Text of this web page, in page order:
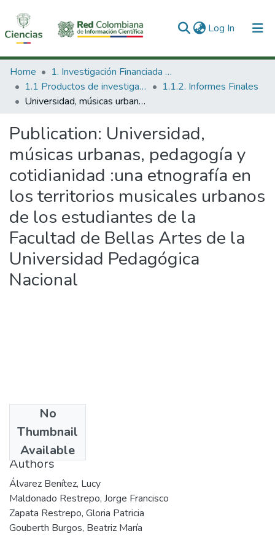
Log In (current)
Communities & Collections
All of DSpace
Home
1. Investigación Financiada con Recursos Públicos
1.1 Productos de investigación
1.1.2. Informes Finales
Universidad, músicas urbanas, pedagogía y cotidianidad :una etnografía en los territorios musicales urbanos de los estudiantes de la Facultad de Bellas Artes de la Universidad Pedagógica Nacional
Publication: Universidad,
músicas urbanas, pedagogía y
cotidianidad :una etnografía en
los territorios musicales urbanos
de los estudiantes de la
Facultad de Bellas Artes de la
Universidad Pedagógica
Nacional
No
Thumbnail
Available
2001
Authors
Álvarez Benítez, Lucy
Maldonado Restrepo, Jorge Francisco
Zapata Restrepo, Gloria Patricia
Gouberth Burgos, Beatriz María